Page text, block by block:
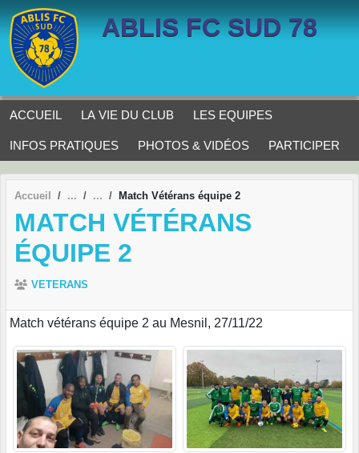
ABLIS FC SUD 78
ACCUEIL LA VIE DU CLUB LES EQUIPES
INFOS PRATIQUES PHOTOS & VIDÉOS PARTICIPER
Accueil Match Vétérans équipe 2
MATCH VÉTÉRANS
ÉQUIPE 2
VETERANS
Match vétérans équipe 2 au Mesnil, 27/11/22
Panneau de gestion des cookies